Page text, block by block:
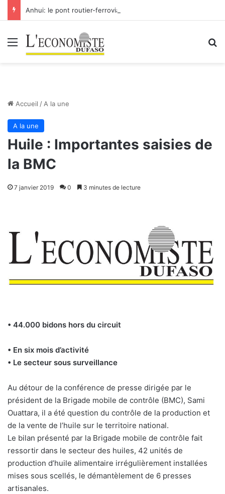
Menu
Accueil / A la une
A la une
Huile : Importantes saisies de
la BMC
7 janvier 2019 0 3 minutes de lecture
• 44.000 bidons hors du circuit
• En six mois d’activité
• Le secteur sous surveillance
Au détour de la conférence de presse dirigée par le
président de la Brigade mobile de contrôle (BMC), Sami
Ouattara, il a été question du contrôle de la production et
de la vente de l’huile sur le territoire national.
Le bilan présenté par la Brigade mobile de contrôle fait
ressortir dans le secteur des huiles, 42 unités de
production d’huile alimentaire irrégulièrement installées
mises sous scellés, le démantèlement de 6 presses
artisanales.